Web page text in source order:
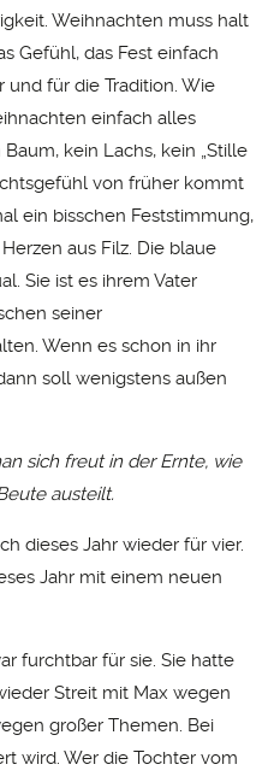
Weihnachten muss halt
Gefühl, das Fest einfach
und für die Tradition. Wie
einfach alles
kein Lachs, kein „Stille
von früher kommt
ein bisschen Feststimmung,
aus Filz. Die blaue
Sie ist es ihrem Vater
seiner
Wenn es schon in ihr
soll wenigstens außen
sich freut in der Ernte, wie
austeilt.
dieses Jahr wieder für vier.
Jahr mit einem neuen
furchtbar für sie. Sie hatte
Streit mit Max wegen
großer Themen. Bei
wird. Wer die Tochter vom